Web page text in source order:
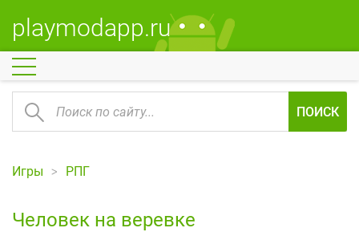
playmodapp.ru
ПОИСК
Игры РПГ
Человек на веревке